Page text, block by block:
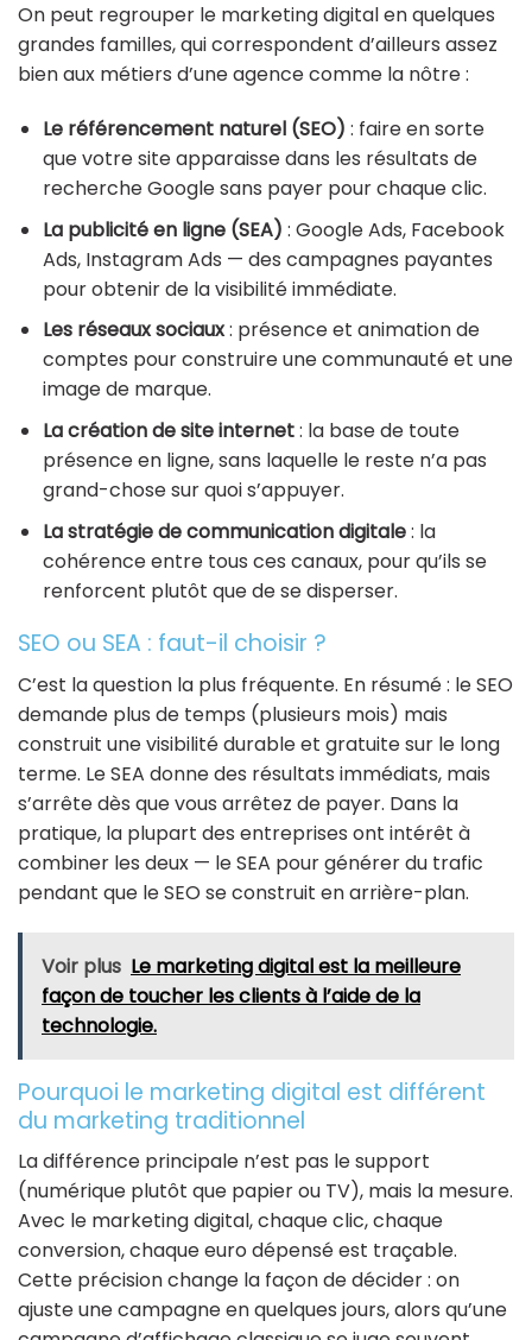
On peut regrouper le marketing digital en quelques
grandes familles, qui correspondent d’ailleurs assez
bien aux métiers d’une agence comme la nôtre :
Le référencement naturel (SEO) : faire en sorte
que votre site apparaisse dans les résultats de
recherche Google sans payer pour chaque clic.
La publicité en ligne (SEA) : Google Ads, Facebook
Ads, Instagram Ads — des campagnes payantes
pour obtenir de la visibilité immédiate.
Les réseaux sociaux: présence et animation de
comptes pour construire une communauté et une
image de marque.
La création de site internet: la base de toute
présence en ligne, sans laquelle le reste n’a pas
grand-chose sur quoi s’appuyer.
La stratégie de communication digitale: la
cohérence entre tous ces canaux, pour qu’ils se
renforcent plutôt que de se disperser.
SEO ou SEA : faut-il choisir ?
C’est la question la plus fréquente. En résumé : le SEO
demande plus de temps (plusieurs mois) mais
construit une visibilité durable et gratuite sur le long
terme. Le SEA donne des résultats immédiats, mais
s’arrête dès que vous arrêtez de payer. Dans la
pratique, la plupart des entreprises ont intérêt à
combiner les deux — le SEA pour générer du trafic
pendant que le SEO se construit en arrière-plan.
Voir plus Le marketing digital est la meilleure
façon de toucher les clients à l’aide de la
technologie.
Pourquoi le marketing digital est différent
du marketing traditionnel
La différence principale n’est pas le support
(numérique plutôt que papier ou TV), mais la mesure.
Avec le marketing digital, chaque clic, chaque
conversion, chaque euro dépensé est traçable.
Cette précision change la façon de décider : on
ajuste une campagne en quelques jours, alors qu’une